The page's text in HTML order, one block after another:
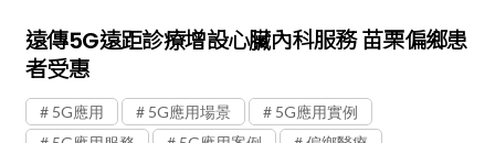
遠傳5G遠距診療增設心臟內科服務 苗栗偏鄉患
者受惠
5G應用 5G應用場景
5G應用實例